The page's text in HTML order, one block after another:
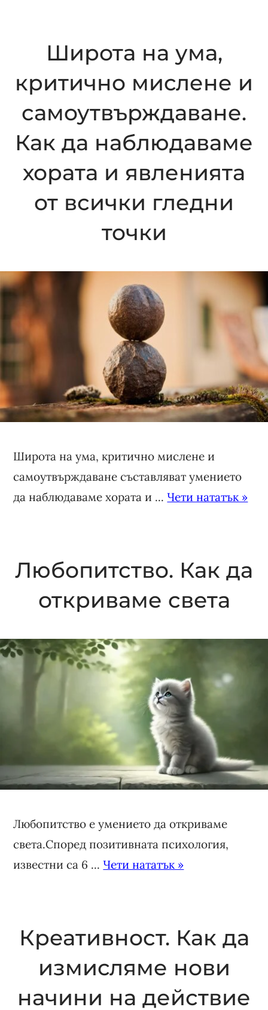
Широта на ума,
критично мислене и
самоутвърждаване.
Как да наблюдаваме
хората и явленията
от всички гледни
точки
Широта на ума, критично мислене и
самоутвърждаване съставляват умението
да наблюдаваме хората и ...Чети нататък »
Любопитство. Как да
откриваме света
Любопитство е умението да откриваме
света.Според позитивната психология,
известни са 6 ...Чети нататък »
Креативност. Как да
измисляме нови
начини на действие